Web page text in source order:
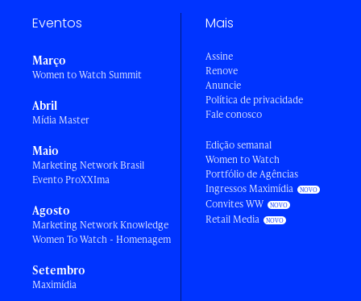
Eventos
Março
Women to Watch Summit
Abril
Mídia Master
Maio
Marketing Network Brasil
Evento ProXXIma
Agosto
Marketing Network Knowledge
Women To Watch - Homenagem
Setembro
Maximídia
Mais
Assine
Renove
Anuncie
Política de privacidade
Fale conosco
Edição semanal
Women to Watch
Portfólio de Agências
Ingressos Maximídia
Convites WW
Retail Media